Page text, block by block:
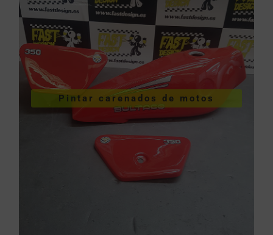
Pintar carenados de motos
Pintar carenados de
motos
VER PINTURA DE CARENADOS